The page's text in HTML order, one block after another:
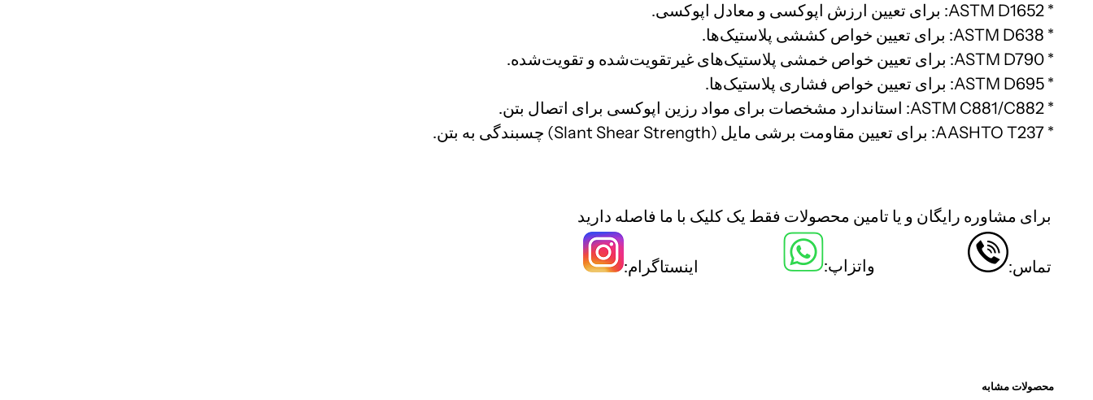
* ASTM D1652: برای تعیین ارزش اپوکسی و معادل اپوکسی.
* ASTM D638: برای تعیین خواص کششی پلاستیک‌ها.
* ASTM D790: برای تعیین خواص خمشی پلاستیک‌های غیرتقویت‌شده و تقویت‌شده.
* ASTM D695: برای تعیین خواص فشاری پلاستیک‌ها.
* ASTM C881/C882: استاندارد مشخصات برای مواد رزین اپوکسی برای اتصال بتن.
* AASHTO T237: برای تعیین مقاومت برشی مایل (Slant Shear Strength) چسبندگی به بتن.
برای مشاوره رایگان و یا تامین محصولات فقط یک کلیک با ما فاصله دارید
تماس: واتزاپ: اینستاگرام:
محصولات مشابه